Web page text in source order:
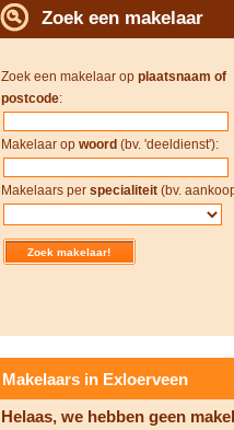
Zoek een makelaar
Zoek een makelaar op plaatsnaam of
postcode:
Makelaar op woord (bv. 'deeldienst'):
Makelaars per specialiteit (bv.
Makelaars in Exloerveen
Helaas, we hebben geen